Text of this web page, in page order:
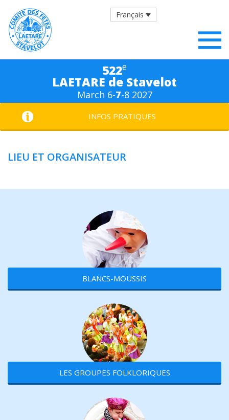
Français
522e
LAETARE de Stavelot
March 6-7-8 2027
INFOS PRATIQUES
LIEU ET ORGANISATEUR
BLANCS-MOUSSIS
LES GROUPES FOLKLORIQUES